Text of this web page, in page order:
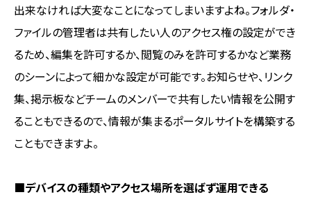
出来なければ大変なことになってしまいますよね。フォルダ・
ファイルの管理者は共有したい人のアクセス権の設定ができ
るため、編集を許可するか、閲覧のみを許可するかなど業務
のシーンによって細かな設定が可能です。お知らせや、リンク
集、掲示板などチームのメンバーで共有したい情報を公開す
ることもできるので、情報が集まるポータルサイトを構築する
こともできますよ。
■デバイスの種類やアクセス場所を選ばず運用できる